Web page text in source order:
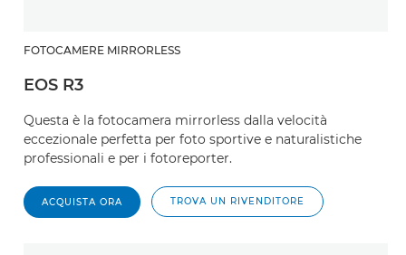
FOTOCAMERE MIRRORLESS
EOS R3
Questa è la fotocamera mirrorless dalla velocità
eccezionale perfetta per foto sportive e naturalistiche
professionali e per i fotoreporter.
ACQUISTA ORA TROVA UN RIVENDITORE